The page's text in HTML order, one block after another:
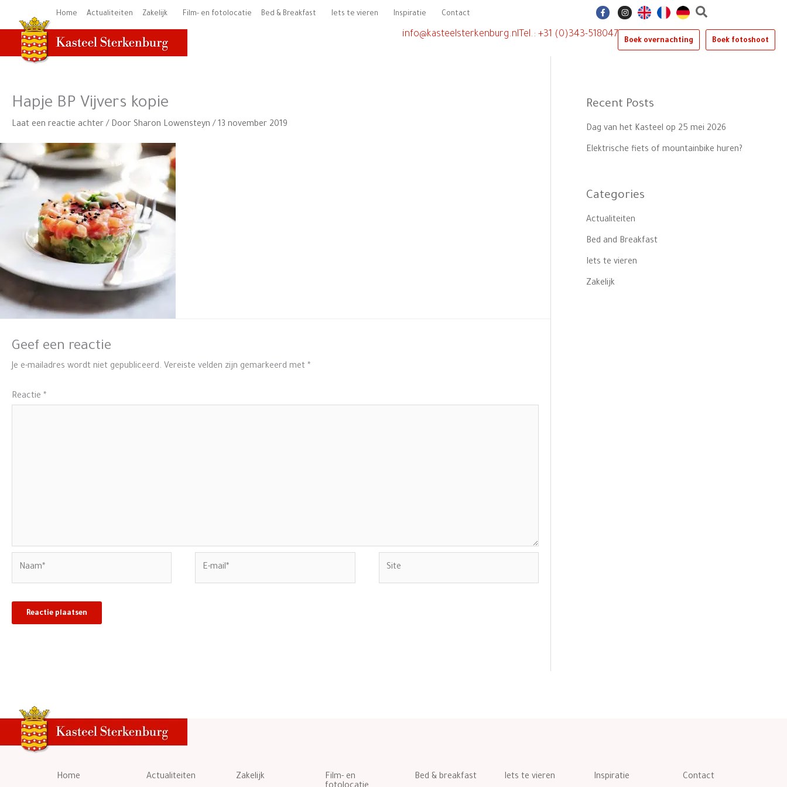
inhoud
Home Actualiteiten Zakelijk Film- en fotolocatie Bed & Breakfast Iets te vieren Inspiratie Contact
F
a
e
I
n
t
a
Boek overnachting Boek fotoshoot
Tel.: +31 (0)343-518047
info@kasteelsterkenburg.nl
Hapje BP Vijvers kopie
Laat een reactie achter / Door Sharon Lowensteyn / 13 november 2019
Geef een reactie
Je e-mailadres wordt niet gepubliceerd. Vereiste velden zijn gemarkeerd met *
Reactie *
Recent Posts
Dag van het Kasteel op 25 mei 2026
Elektrische fiets of mountainbike huren?
Categories
Actualiteiten
Bed and Breakfast
Iets te vieren
Zakelijk
Home Actualiteiten Zakelijk
Film- en
Bed & breakfast Iets te vieren Inspiratie Contact